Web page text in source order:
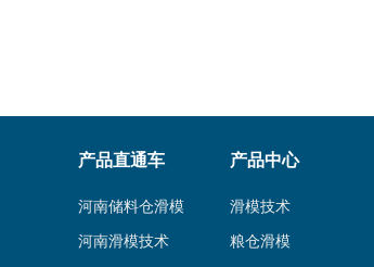
产品直通车
河南储料仓滑模
河南滑模技术
产品中心
滑模技术
粮仓滑模